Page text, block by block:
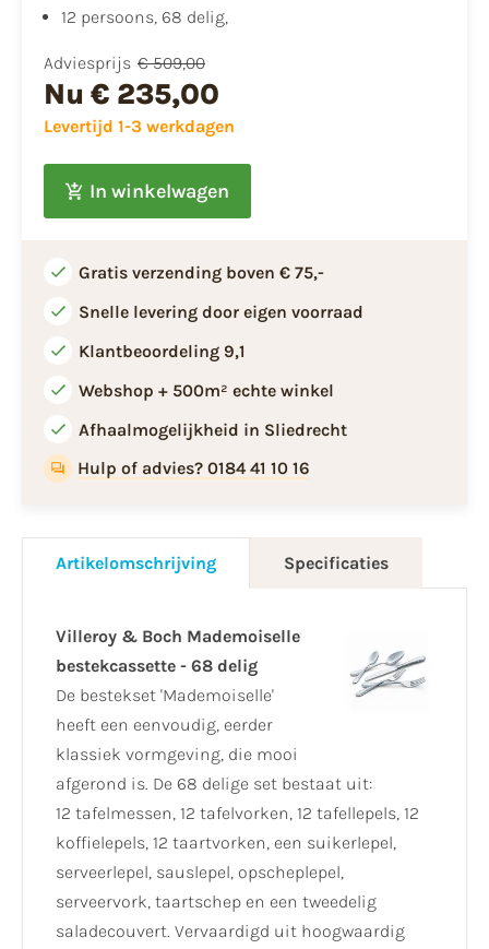
12 persoons, 68 delig,
Adviesprijs € 509,00
Nu € 235,00
Levertijd 1-3 werkdagen
In winkelwagen
Gratis verzending boven € 75,-
Snelle levering door eigen voorraad
Klantbeoordeling 9,1
Webshop + 500m² echte winkel
Afhaalmogelijkheid in Sliedrecht
Hulp of advies? 0184 41 10 16
Artikelomschrijving Specificaties
Villeroy & Boch Mademoiselle
bestekcassette - 68 delig
De bestekset 'Mademoiselle'
heeft een eenvoudig, eerder
klassiek vormgeving, die mooi
afgerond is. De 68 delige set bestaat uit:
12 tafelmessen, 12 tafelvorken, 12 tafellepels, 12
koffielepels, 12 taartvorken, een suikerlepel,
serveerlepel, sauslepel, opscheplepel,
serveervork, taartschep en een tweedelig
saladecouvert. Vervaardigd uit hoogwaardig